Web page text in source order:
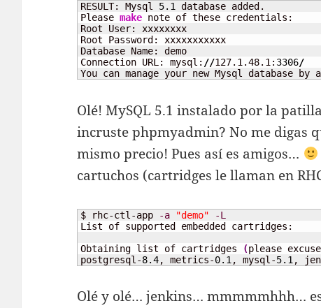
RESULT: Mysql 5.1 database added.
Please make note of these credentials:
Root User: xxxxxxxx
Root Password: xxxxxxxxxxx
Database Name: demo
Connection URL: mysql: //127.1.48.1: 3306/
You can manage your new Mysql database by
Olé! MySQL 5.1 instalado por la
incruste phpmyadmin? No me digas
mismo precio! Pues así es amigos…
cartuchos (cartridges le llaman en
$ rhc-ctl-app -a "demo"
-L
List of supported embedded cartridges:
Obtaining list of cartridges
(please
postgresql-8.4, metrics-0.1 , mysql-5.1 ,
Olé y olé… jenkins… mmmmmhhh…